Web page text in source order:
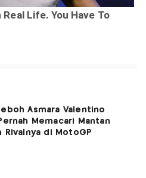
Asmara Valentino
Memacari Mantan
Rivalnya di MotoGP